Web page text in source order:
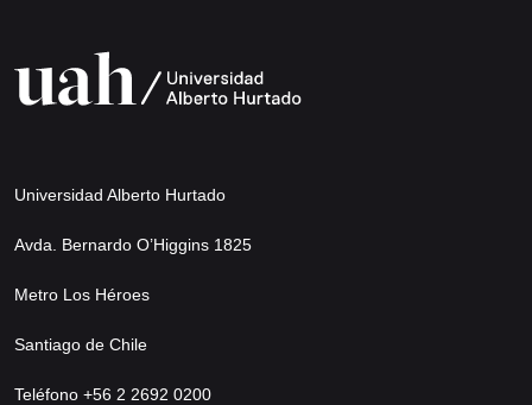
Universidad Alberto Hurtado
Avda. Bernardo O’Higgins 1825
Metro Los Héroes
Santiago de Chile
Teléfono +56 2 2692 0200